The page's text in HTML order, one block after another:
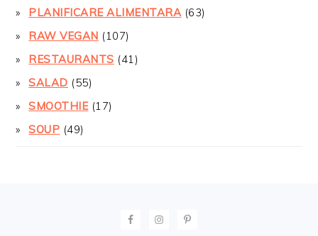
PLANIFICARE ALIMENTARA(63)
RAW VEGAN (107)
RESTAURANTS (41)
SALAD (55)
SMOOTHIE(17)
SOUP (49)